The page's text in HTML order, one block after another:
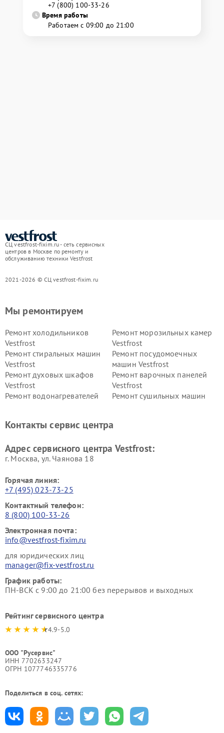
+7 (800) 100-33-26
Время работы
Работаем с 09:00 до 21:00
СЦ vestfrost-fixim.ru - сеть сервисных
центров в Москве по ремонту и
обслуживанию техники Vestfrost
2021-2026 © СЦ vestfrost-fixim.ru
Мы ремонтируем
Ремонт холодильников
Vestfrost
Ремонт морозильных камер
Vestfrost
Ремонт стиральных машин
Vestfrost
Ремонт посудомоечных
машин Vestfrost
Ремонт духовых шкафов
Vestfrost
Ремонт варочных панелей
Vestfrost
Ремонт водонагревателей
Ремонт сушильных машин
Vestfrost
Контакты сервис центра
Адрес сервисного центра Vestfrost:
г. Москва, ул. Чаянова 18
Горячая линия:
+7 (495) 023-73-25
Контактный телефон:
8 (800) 100-33-26
Электронная почта:
info@vestfrost-fixim.ru
для юридических лиц
manager@fix-vestfrost.ru
График работы:
ПН-ВСК с 9:00 до 21:00 без перерывов и выходных
Рейтинг сервисного центра
4.9-5.0
ООО "Русервис"
ИНН 7702633247
ОГРН 1077746335776
Поделиться в соц. сетях: